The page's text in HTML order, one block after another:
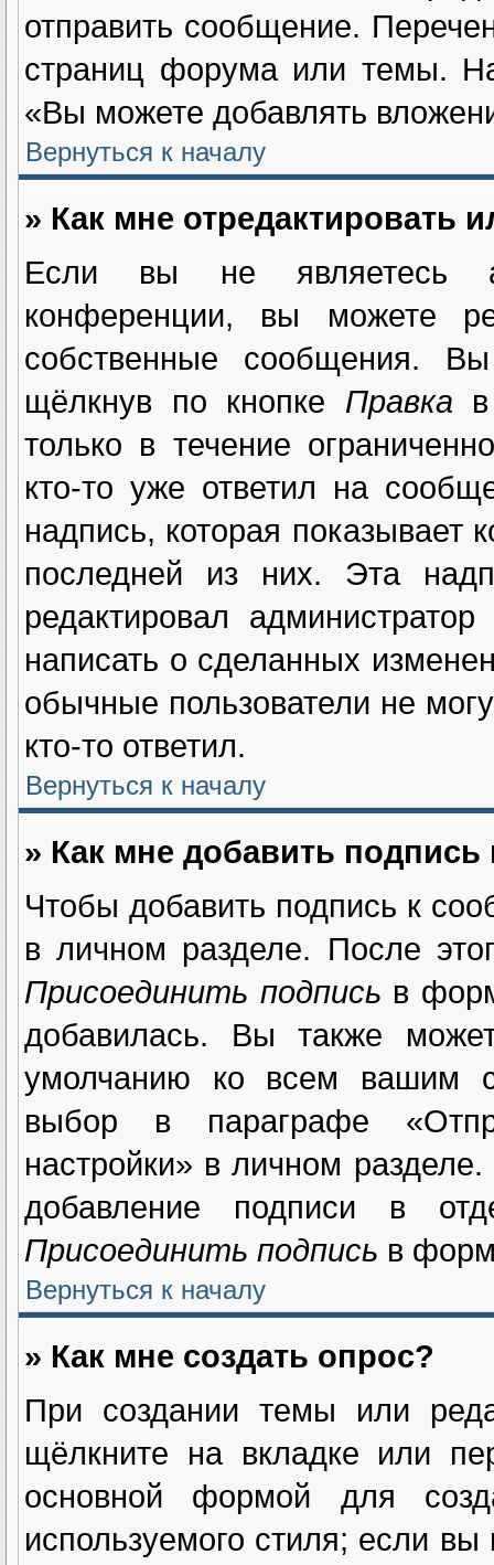
отправить сообщение.
страниц форума или темы.
«Вы можете добавлять
Вернуться к началу
» Как мне отредактировать
Если вы не являетесь
конференции, вы можете
собственные сообщения.
щёлкнув по кнопке Правка
только в течение
кто-то уже ответил на
надпись, которая показывает
последней из них. Эта
редактировал
написать о сделанных
обычные пользователи не
кто-то ответил.
Вернуться к началу
» Как мне добавить
Чтобы добавить подпись к
в личном разделе. После
Присоединить подпись в
добавилась. Вы также
умолчанию ко всем вашим
выбор в параграфе
настройки» в личном
добавление подписи в
Присоединить подпись в
Вернуться к началу
» Как мне создать опрос?
При создании темы или
щёлкните на вкладке или
основной формой для
используемого стиля; если